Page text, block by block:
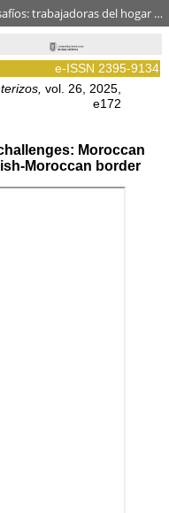
COVID-19, cambios normativos y desafíos: trabajadoras del hogar marroquíes en la frontera española-marroquí